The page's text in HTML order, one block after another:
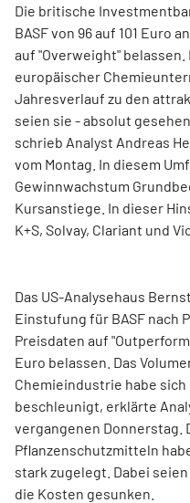
Die britische
BASF von 96 auf 101 Euro
auf "Overweight"
europäischer
Jahresverlauf zu den
seien sie - absolut
schrieb Analyst Andreas
vom Montag. In diesem
Gewinnwachstum
Kursanstiege. In dieser
K+S, Solvay, Clariant und
Das US-Analysehaus
Einstufung für BASF nach
Preisdaten auf
Euro belassen. Das
Chemieindustrie habe sich
beschleunigt, erklärte
vergangenen Donnerstag.
Pflanzenschutzmitteln
stark zugelegt. Dabei
die Kosten gesunken.